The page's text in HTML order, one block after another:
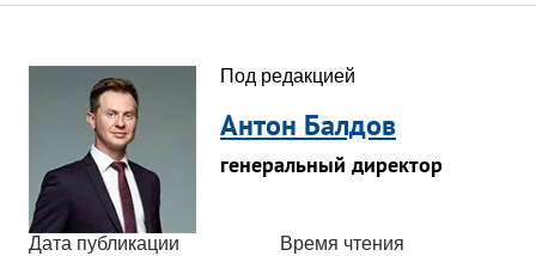
Под редакцией
Антон Балдов
генеральный директор
Дата публикации Время чтения